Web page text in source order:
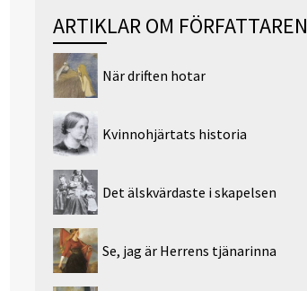
ARTIKLAR OM FÖRFATTAREN
När driften hotar
Kvinnohjärtats historia
Det älskvärdaste i skapelsen
Se, jag är Herrens tjänarinna